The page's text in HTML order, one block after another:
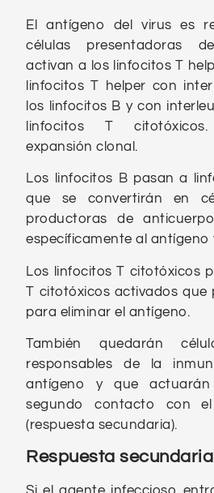
El antígeno del virus es
células presentadoras
activan a los linfocitos T
linfocitos T helper con
los linfocitos B y con
linfocitos T
expansión clonal.
Los linfocitos B pasan a
que se convertirán en
productoras de
específicamente al antígeno
Los linfocitos T citotóxicos
T citotóxicos activados que
para eliminar el antígeno.
También quedarán
responsables de la
antígeno y que
segundo contacto con
(respuesta secundaria).
Respuesta secundaria